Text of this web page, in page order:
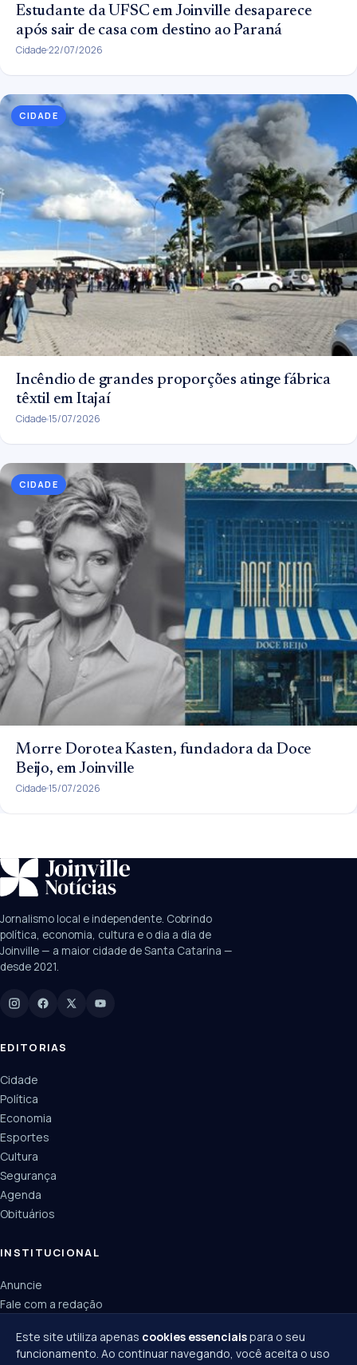
Estudante da UFSC em Joinville desaparece
após sair de casa com destino ao Paraná
Cidade22/07/2026
CIDADE
Incêndio de grandes proporções atinge fábrica
têxtil em Itajaí
Cidade15/07/2026
CIDADE
Morre Dorotea Kasten, fundadora da Doce
Beijo, em Joinville
Cidade15/07/2026
SUGESTÕES: JEC
Câmara
UPA Sul
Manchetes, colunistas e editorias do JN
Jornalismo local e independente. Cobrindo
política, economia, cultura e o dia a dia de
Joinville — a maior cidade de Santa Catarina —
desde 2021.
EDITORIAS
Cidade
Política
Economia
Esportes
Cultura
Segurança
Agenda
Obituários
INSTITUCIONAL
Anuncie
Fale com a redação
Este site utiliza apenas cookies essenciaispara o seu
funcionamento. Ao continuar navegando, você aceita o uso